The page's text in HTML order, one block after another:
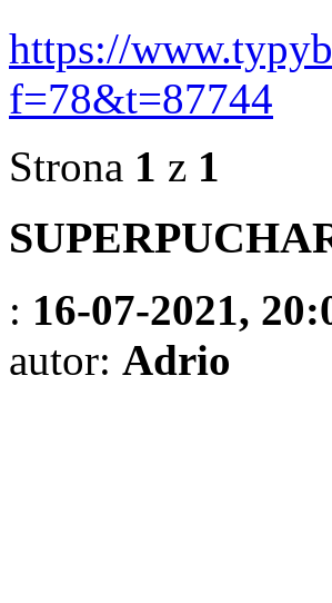
https://
f=78&t=87744
Strona 1 z 1
: 16-07-2021,
autor: Adrio